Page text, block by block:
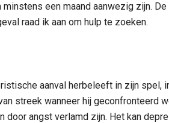
een maand aanwezig zijn.
raad ik aan om hulp te zoeken.
aanval herbeleeft in zijn spel,
streek wanneer hij geconfronteerd
door angst verlamd zijn. Het kan